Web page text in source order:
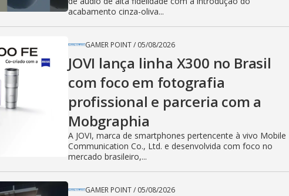
acabamento cinza-oliva...
GAMER POINT/ 05/08/2026
JOVI lança linha X300 no Brasil
com foco em fotografia
profissional e parceria com a
Mobgraphia
A JOVI, marca de smartphones pertencente à vivo Mobile
Communication Co., Ltd. e desenvolvida com foco no
mercado brasileiro,...
GAMER POINT/ 05/08/2026